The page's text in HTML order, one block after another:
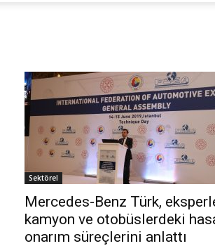
Sektörel
Mercedes-Benz Türk,
kamyon ve otobüslerdeki
onarım süreçlerini anlattı